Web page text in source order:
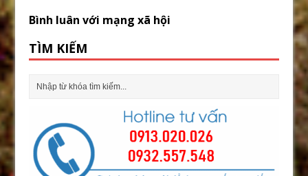
Bình luân với mạng xã hội
TÌM KIẾM